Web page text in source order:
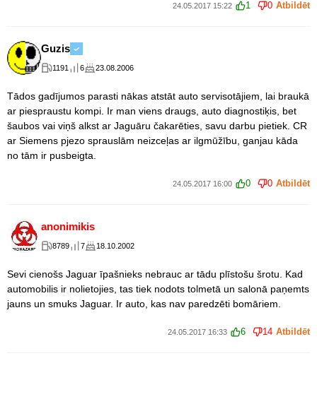
24.05.2017 15:22 1 0 Atbildēt
Guzis
1191 6 23.08.2006
Tādos gadījumos parasti nākas atstāt auto servisotājiem, lai braukā
ar piespraustu kompi. Ir man viens draugs, auto diagnostiķis, bet
šaubos vai viņš alkst ar Jaguāru čakarēties, savu darbu pietiek. CR
ar Siemens pjezo sprauslām neizceļas ar ilgmūžību, ganjau kāda
no tām ir pusbeigta.
24.05.2017 16:00 0 0 Atbildēt
anonimikis
8789 7 18.10.2002
Sevi cienošs Jaguar īpašnieks nebrauc ar tādu plīstošu šrotu. Kad
automobilis ir nolietojies, tas tiek nodots tolmetā un salonā paņemts
jauns un smuks Jaguar. Ir auto, kas nav paredzēti bomāriem.
24.05.2017 16:33 6 14 Atbildēt